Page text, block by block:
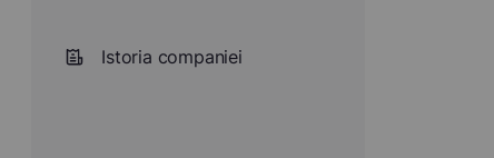
Istoria companiei